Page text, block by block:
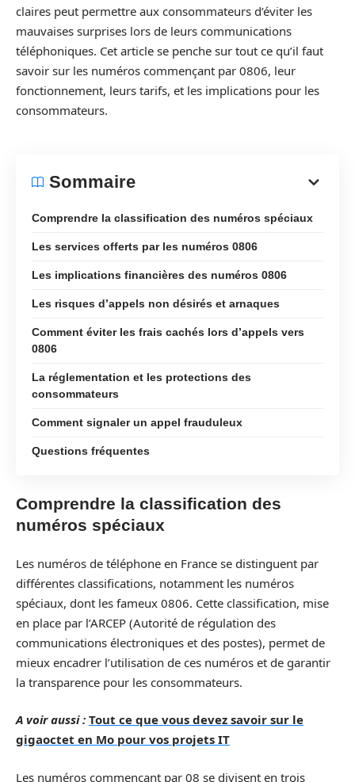
claires peut permettre aux consommateurs d’éviter les
mauvaises surprises lors de leurs communications
téléphoniques. Cet article se penche sur tout ce qu’il faut
savoir sur les numéros commençant par 0806, leur
fonctionnement, leurs tarifs, et les implications pour les
consommateurs.
Sommaire
Comprendre la classification des numéros spéciaux
Les services offerts par les numéros 0806
Les implications financières des numéros 0806
Les risques d’appels non désirés et arnaques
Comment éviter les frais cachés lors d’appels vers
0806
La réglementation et les protections des
consommateurs
Comment signaler un appel frauduleux
Questions fréquentes
Comprendre la classification des
numéros spéciaux
Les numéros de téléphone en France se distinguent par
différentes classifications, notamment les numéros
spéciaux, dont les fameux 0806. Cette classification, mise
en place par l’ARCEP (Autorité de régulation des
communications électroniques et des postes), permet de
mieux encadrer l’utilisation de ces numéros et de garantir
la transparence pour les consommateurs.
A voir aussi : Tout ce que vous devez savoir sur le
gigaoctet en Mo pour vos projets IT
Les numéros commençant par 08 se divisent en trois